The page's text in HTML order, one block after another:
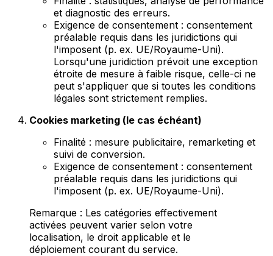
et diagnostic des erreurs.
Exigence de consentement : consentement
préalable requis dans les juridictions qui
l'imposent (p. ex. UE/Royaume-Uni).
Lorsqu'une juridiction prévoit une exception
étroite de mesure à faible risque, celle-ci ne
peut s'appliquer que si toutes les conditions
légales sont strictement remplies.
Cookies marketing (le cas échéant)
Finalité : mesure publicitaire, remarketing et
suivi de conversion.
Exigence de consentement : consentement
préalable requis dans les juridictions qui
l'imposent (p. ex. UE/Royaume-Uni).
Remarque : Les catégories effectivement
activées peuvent varier selon votre
localisation, le droit applicable et le
déploiement courant du service.